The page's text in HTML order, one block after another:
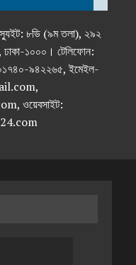
স্যুইট: ৮ডি (৯ম তলা), ২৯২
ঢাকা-১০০০। টেলিফোন:
৯৪২২৬৫, ইমেইল-
ওয়েবসাইট: